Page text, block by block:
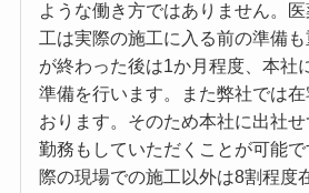
ような働き方ではありません。
工は実際の施工に入る前の準備
が終わった後は1か月程度、本社
準備を行います。また弊社では
おります。そのため本社に出社
勤務もしていただくことが可能
際の現場での施工以外は8割程度